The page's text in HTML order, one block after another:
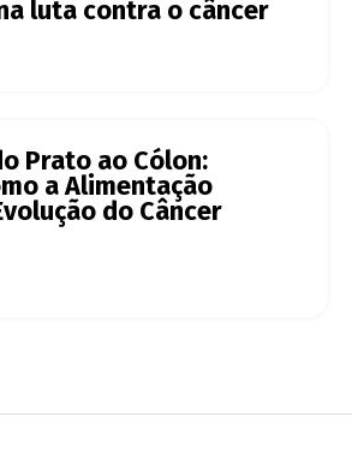
luta contra o câncer
Prato ao Cólon:
a Alimentação
do Câncer